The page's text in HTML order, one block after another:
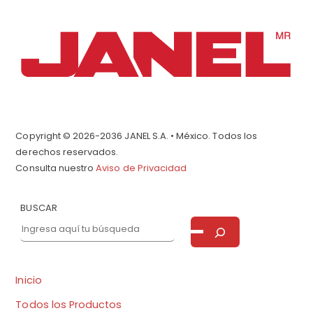
Copyright © 2026-2036 JANEL S.A. • México. Todos los
derechos reservados.
Consulta nuestroAviso de Privacidad
BUSCAR
Inicio
Todos los Productos